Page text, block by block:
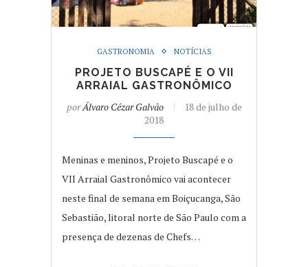
GASTRONOMIA NOTÍCIAS
PROJETO BUSCAPÉ E O VII
ARRAIAL GASTRONÔMICO
porÁlvaro Cézar Galvão
18 de julho de
2018
Meninas e meninos, Projeto Buscapé e o
VII Arraial Gastronômico vai acontecer
neste final de semana em Boiçucanga, São
Sebastião, litoral norte de São Paulo com a
presença de dezenas de Chefs…